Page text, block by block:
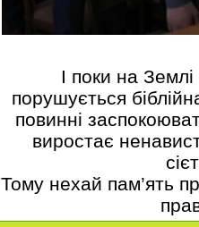
І поки на Землі
порушується
повинні
виростає
Тому нехай пам’ять